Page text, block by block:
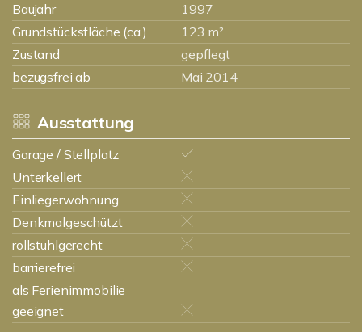
Baujahr
1997
Grundstücksfläche (ca.)
123 m²
Zustand
gepflegt
bezugsfrei ab
Mai 2014
Ausstattung
Garage / Stellplatz
Unterkellert
Einliegerwohnung
Denkmalgeschützt
rollstuhlgerecht
barrierefrei
als Ferienimmobilie
geeignet